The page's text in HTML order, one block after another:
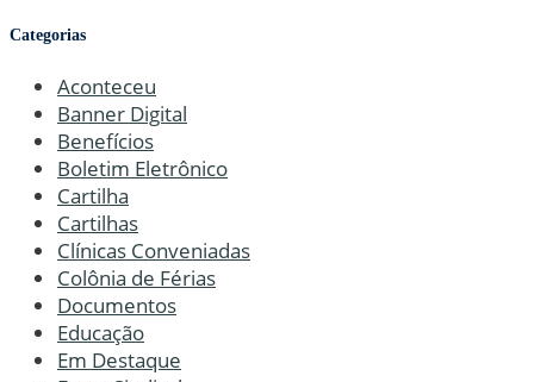
Categorias
Aconteceu
Banner Digital
Benefícios
Boletim Eletrônico
Cartilha
Cartilhas
Clínicas Conveniadas
Colônia de Férias
Documentos
Educação
Em Destaque